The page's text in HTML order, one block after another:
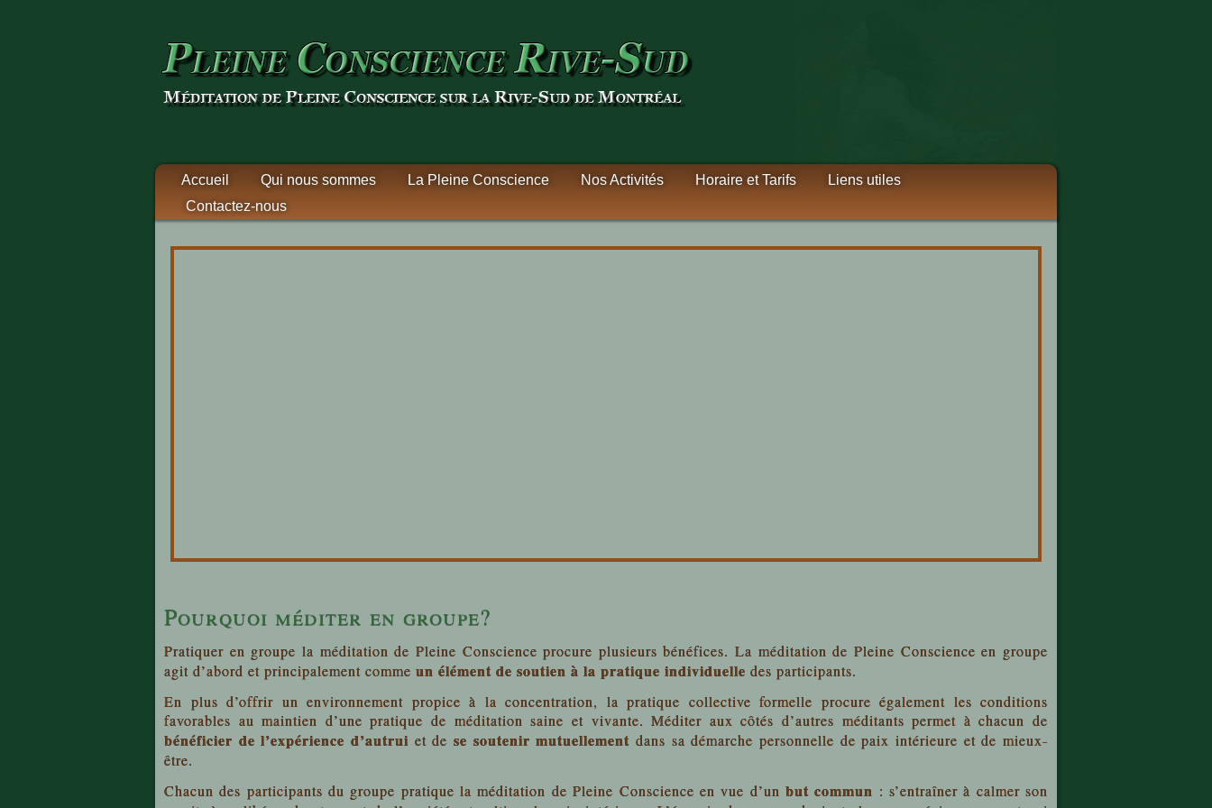
Accueil Qui nous sommes La Pleine Conscience Nos Activités Horaire et Tarifs
Liens utiles
Contactez-nous
Pourquoi méditer en groupe?
Pratiquer en groupe la méditation de Pleine Conscience procure plusieurs bénéfices. La méditation de Pleine Conscience en groupe
agit d’abord et principalement comme un élément de soutien à la pratique individuelle des participants.
En plus d’offrir un environnement propice à la concentration, la pratique collective formelle procure également les conditions
favorables au maintien d’une pratique de méditation saine et vivante. Méditer aux côtés d’autres méditants permet à chacun de
bénéficier de l’expérience d’autrui et de se soutenir mutuellement dans sa démarche personnelle de paix intérieure et de mieux-
être.
Chacun des participants du groupe pratique la méditation de Pleine Conscience en vue d’un but commun : s’entraîner à calmer son